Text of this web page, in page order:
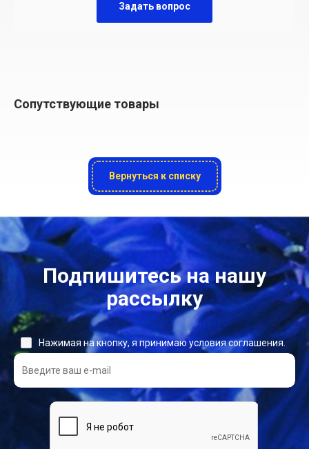
Задать вопрос
Сопутствующие товары
Вернуться к списку
Подпишитесь на нашу
рассылку
Нажимая на кнопку, я принимаю условия соглашения.